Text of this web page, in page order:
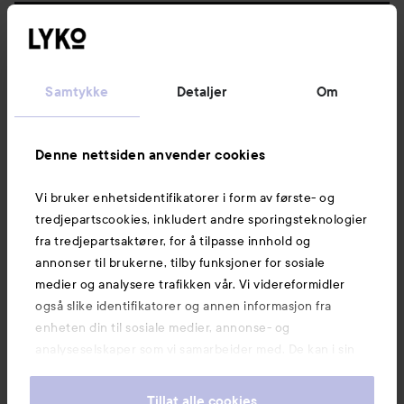
Samtykke Detaljer Om
Denne nettsiden anvender cookies
Vi bruker enhetsidentifikatorer i form av første- og
tredjepartscookies, inkludert andre sporingsteknologier
fra tredjepartsaktører, for å tilpasse innhold og
annonser til brukerne, tilby funksjoner for sosiale
medier og analysere trafikken vår. Vi videreformidler
også slike identifikatorer og annen informasjon fra
enheten din til sosiale medier, annonse- og
analyseselskaper som vi samarbeider med. De kan i sin
informasjon som du har oppgitt eller som de har samlet
Kundeservice
Informasjon
Også av interesse